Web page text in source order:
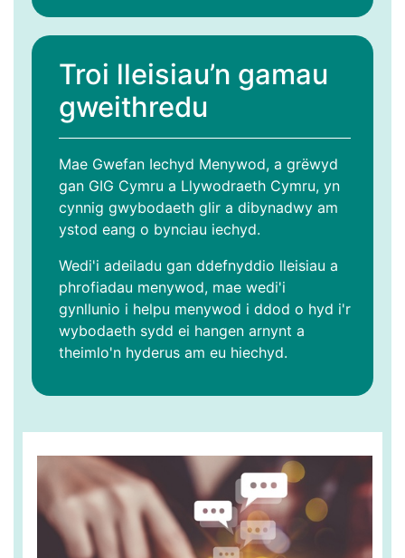
Troi lleisiau’n gamau
gweithredu
Mae Gwefan Iechyd Menywod, a grëwyd
gan GIG Cymru a Llywodraeth Cymru, yn
cynnig gwybodaeth glir a dibynadwy am
ystod eang o bynciau iechyd.
Wedi'i adeiladu gan ddefnyddio lleisiau a
phrofiadau menywod, mae wedi'i
gynllunio i helpu menywod i ddod o hyd i'r
wybodaeth sydd ei hangen arnynt a
theimlo'n hyderus am eu hiechyd.